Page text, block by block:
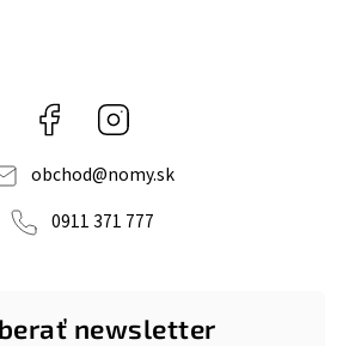
Facebook
obchod@nomy.sk
0911 371 777
newsletter